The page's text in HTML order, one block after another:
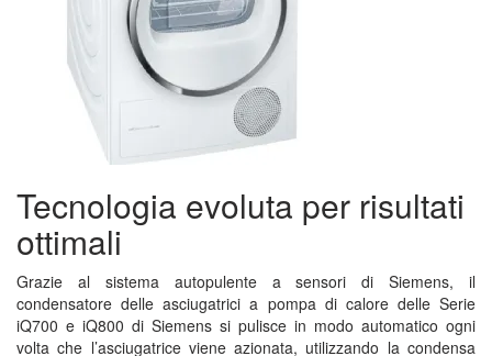
Tecnologia evoluta per risultati
ottimali
Grazie al sistema autopulente a sensori di Siemens, il
condensatore delle asciugatrici a pompa di calore delle Serie
iQ700 e iQ800 di Siemens si pulisce in modo automatico ogni
volta che l’asciugatrice viene azionata, utilizzando la condensa